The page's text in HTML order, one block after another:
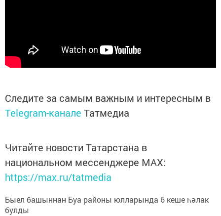
Следите за самым важным и интересным в
Telegram-канале Татмедиа
Читайте новости Татарстана в
национальном мессенджере MАХ:
https://max.ru/tatmedia
Быел башыннан Буа районы юлларында 6 кеше һәлак
булды